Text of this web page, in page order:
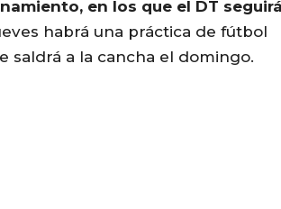
en los que el DT
habrá una práctica de fútbol
saldrá a la cancha el domingo.